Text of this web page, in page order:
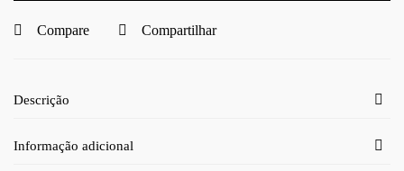
Compare Compartilhar
Descrição
Informação adicional